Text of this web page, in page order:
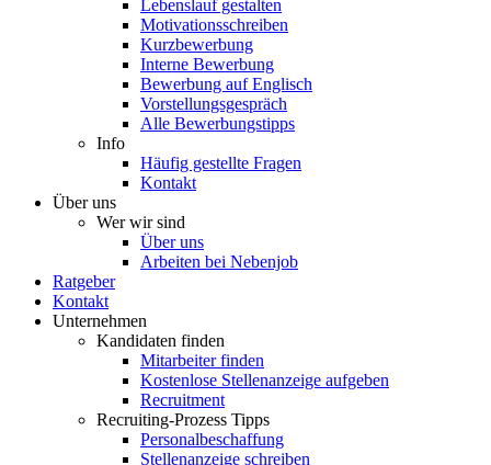
Lebenslauf gestalten
Motivationsschreiben
Kurzbewerbung
Interne Bewerbung
Bewerbung auf Englisch
Vorstellungsgespräch
Alle Bewerbungstipps
Info
Häufig gestellte Fragen
Kontakt
Über uns
Wer wir sind
Über uns
Arbeiten bei Nebenjob
Ratgeber
Kontakt
Unternehmen
Kandidaten finden
Mitarbeiter finden
Kostenlose Stellenanzeige aufgeben
Recruitment
Recruiting-Prozess Tipps
Personalbeschaffung
Stellenanzeige schreiben